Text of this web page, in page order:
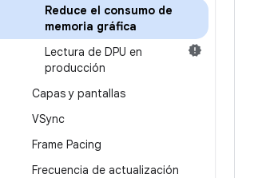
Reduce el consumo de
memoria gráfica
Lectura de DPU en
producción
Capas y pantallas
VSync
Frame Pacing
Frecuencia de actualización